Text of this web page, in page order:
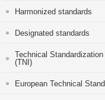
Harmonized standards
Designated standards
Technical
(TNI)
European Technical